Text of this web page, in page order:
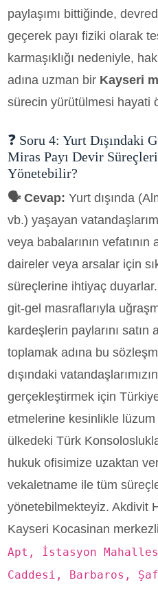
paylaşımı bittiğinde,
geçerek payı fiziki olarak
karmaşıklığı nedeniyle,
adına uzman bir Kayseri
sürecin yürütülmesi hayati
❓ Soru 4: Yurt Dışındaki
Miras Payı Devir
Yönetebilir?
🗣️ Cevap: Yurt dışında
vb.) yaşayan
veya babalarının
daireler veya arsalar için
süreçlerine ihtiyaç
git-gel masraflarıyla
kardeşlerin paylarını
toplamak adına bu
dışındaki
gerçekleştirmek için
etmelerine kesinlikle lüzum
ülkedeki Türk
hukuk ofisimize uzaktan
vekaletname ile tüm
yönetebilmekteyiz. Akdivit
Kayseri Kocasinan
Apt, İstasyon
Caddesi, Barbaros,